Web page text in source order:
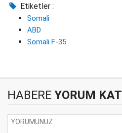
Etiketler :
Somali
ABD
Somali F-35
HABERE YORUM KAT